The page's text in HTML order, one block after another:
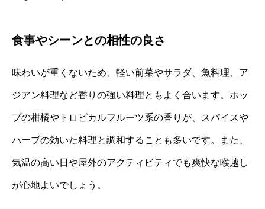
食事やシーンとの相性の良さ
味わいが重くないため、軽い前菜やサラダ、魚料理、ア
ジアン料理など香りの強い料理ともよく合います。ホッ
プの柑橘やトロピカルフルーツ系の香りが、スパイスや
ハーブの効いた料理と調和することも多いです。また、
気温の高い日や屋外のアクティビティでも爽快な喉越し
が心地よいでしょう。